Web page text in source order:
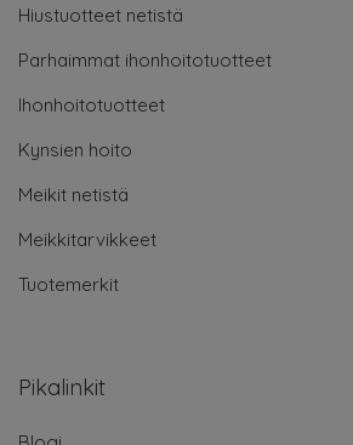
Hiustuotteet netistä
Parhaimmat ihonhoitotuotteet
Ihonhoitotuotteet
Kynsien hoito
Meikit netistä
Meikkitarvikkeet
Tuotemerkit
Pikalinkit